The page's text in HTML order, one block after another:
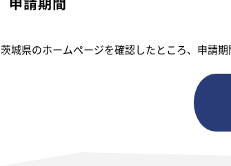
茨城県のホームページを確認したところ、申請期